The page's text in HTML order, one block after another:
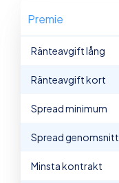
Premie
Ränteavgift lång
Ränteavgift kort
Spread minimum
Spread genomsnitt
Minsta kontrakt